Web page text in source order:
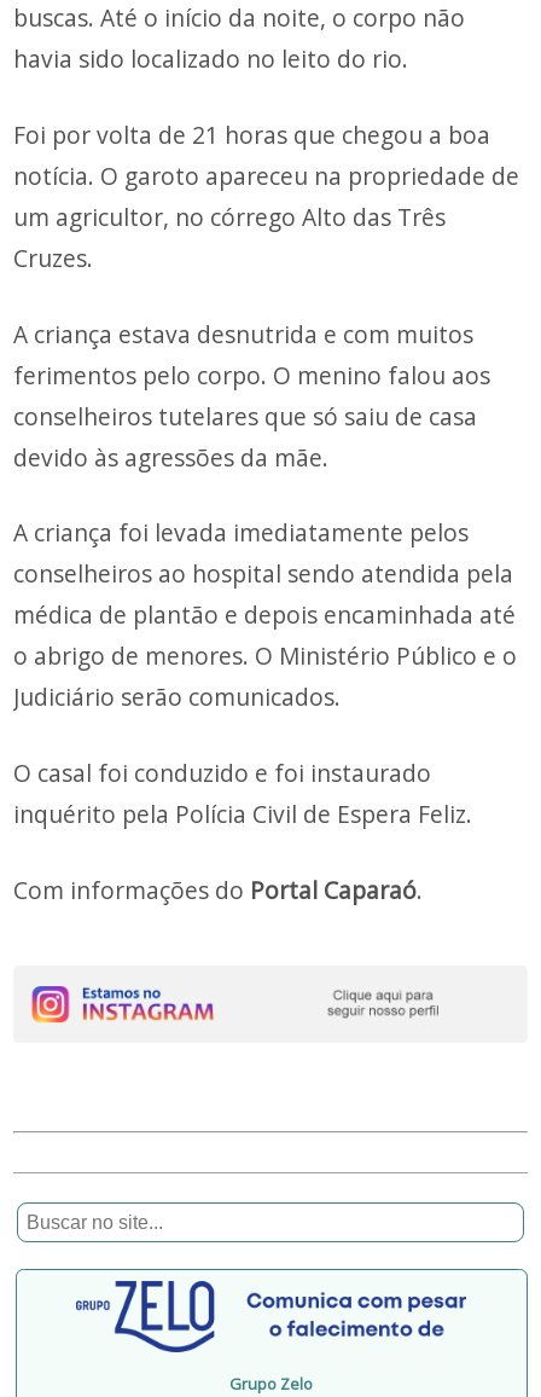
buscas. Até o início da noite, o corpo não
havia sido localizado no leito do rio.
Foi por volta de 21 horas que chegou a boa
notícia. O garoto apareceu na propriedade de
um agricultor, no córrego Alto das Três
Cruzes.
A criança estava desnutrida e com muitos
ferimentos pelo corpo. O menino falou aos
conselheiros tutelares que só saiu de casa
devido às agressões da mãe.
A criança foi levada imediatamente pelos
conselheiros ao hospital sendo atendida pela
médica de plantão e depois encaminhada até
o abrigo de menores. O Ministério Público e o
Judiciário serão comunicados.
O casal foi conduzido e foi instaurado
inquérito pela Polícia Civil de Espera Feliz.
Com informações do Portal Caparaó.
Grupo Zelo